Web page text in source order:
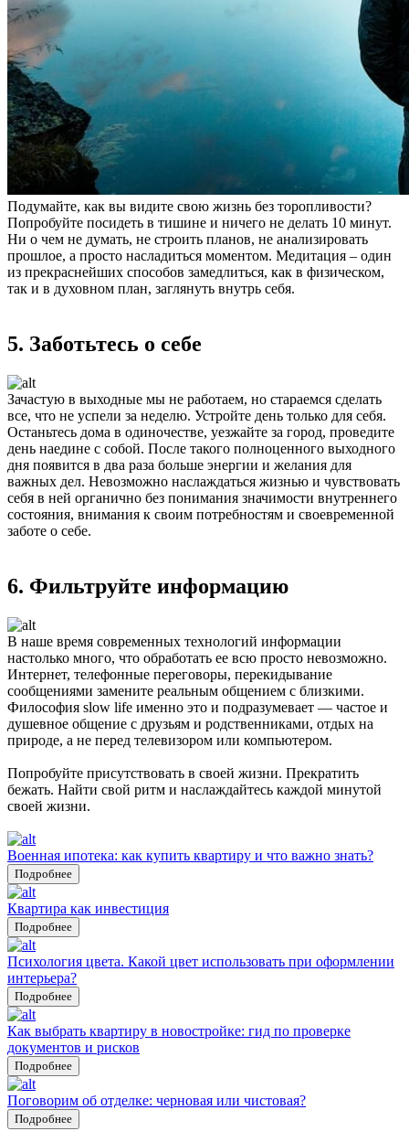
Подумайте, как вы видите свою жизнь без торопливости?
Попробуйте посидеть в тишине и ничего не делать 10 минут.
Ни о чем не думать, не строить планов, не анализировать
прошлое, а просто насладиться моментом. Медитация – один
из прекраснейших способов замедлиться, как в физическом,
так и в духовном план, заглянуть внутрь себя.
5. Заботьтесь о себе
Зачастую в выходные мы не работаем, но стараемся сделать
все, что не успели за неделю. Устройте день только для себя.
Останьтесь дома в одиночестве, уезжайте за город, проведите
день наедине с собой. После такого полноценного выходного
дня появится в два раза больше энергии и желания для
важных дел. Невозможно наслаждаться жизнью и чувствовать
себя в ней органично без понимания значимости внутреннего
состояния, внимания к своим потребностям и своевременной
заботе о себе.
6. Фильтруйте информацию
В наше время современных технологий информации
настолько много, что обработать ее всю просто невозможно.
Интернет, телефонные переговоры, перекидывание
сообщениями замените реальным общением с близкими.
Философия slow life именно это и подразумевает — частое и
душевное общение с друзьям и родственниками, отдых на
природе, а не перед телевизором или компьютером.
Попробуйте присутствовать в своей жизни. Прекратить
бежать. Найти свой ритм и наслаждайтесь каждой минутой
своей жизни.
Военная ипотека: как купить квартиру и что важно знать?
Подробнее
Квартира как инвестиция
Подробнее
Психология цвета. Какой цвет использовать при оформлении
интерьера?
Подробнее
Как выбрать квартиру в новостройке: гид по проверке
документов и рисков
Подробнее
Поговорим об отделке: черновая или чистовая?
Подробнее